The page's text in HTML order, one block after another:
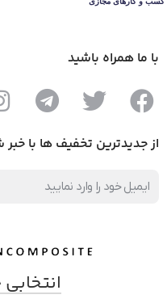
با ما همراه باشید
از جدیدترین تخفیف ها با